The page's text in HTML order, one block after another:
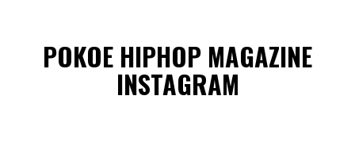
POKOE HIPHOP MAGAZINE
INSTAGRAM